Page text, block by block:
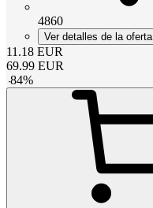
4860
Ver detalles de la oferta
11.18 EUR
69.99 EUR
-84%